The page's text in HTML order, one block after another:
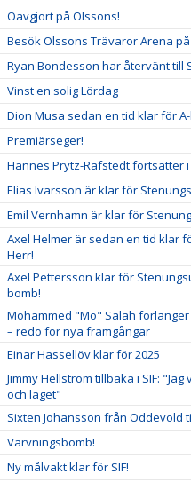
Oavgjort på Olssons!
Besök Olssons Trävaror Arena
Ryan Bondesson har återvänt till
Vinst en solig Lördag
Dion Musa sedan en tid klar för
Premiärseger!
Hannes Prytz-Rafstedt fortsätter i
Elias Ivarsson är klar för
Emil Vernhamn är klar för
Axel Helmer är sedan en tid klar
Herr!
Axel Pettersson klar för
bomb!
Mohammed "Mo" Salah
– redo för nya framgångar
Einar Hassellöv klar för 2025
Jimmy Hellström tillbaka i SIF:
och laget"
Sixten Johansson från Oddevold
Värvningsbomb!
Ny målvakt klar för SIF!